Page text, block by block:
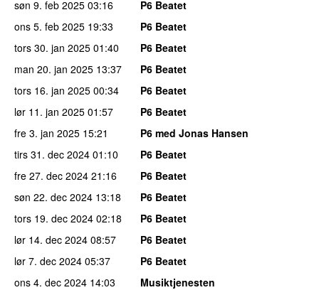
søn 9. feb 2025 03:16
P6 Beatet
ons 5. feb 2025 19:33
P6 Beatet
tors 30. jan 2025 01:40
P6 Beatet
man 20. jan 2025 13:37
P6 Beatet
tors 16. jan 2025 00:34
P6 Beatet
lør 11. jan 2025 01:57
P6 Beatet
fre 3. jan 2025 15:21
P6 med Jonas Hansen
tirs 31. dec 2024 01:10
P6 Beatet
fre 27. dec 2024 21:16
P6 Beatet
søn 22. dec 2024 13:18
P6 Beatet
tors 19. dec 2024 02:18
P6 Beatet
lør 14. dec 2024 08:57
P6 Beatet
lør 7. dec 2024 05:37
P6 Beatet
ons 4. dec 2024 14:03
Musiktjenesten